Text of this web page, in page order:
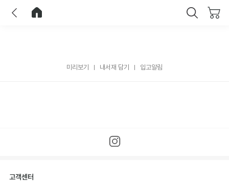
미리보기 내서재 담기 입고알림
고객센터